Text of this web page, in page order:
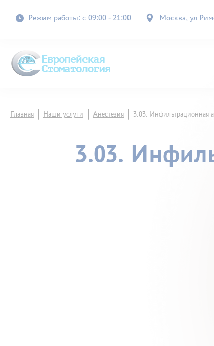
Режим работы: с 09:00 - 21:00 Москва, ул
Главная Наши услуги Анестезия 3.03. Инфильтрационная
3.03.